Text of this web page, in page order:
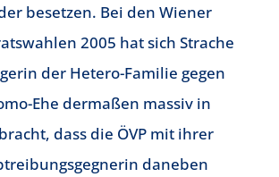
besetzen. Bei den Wiener
2005 hat sich Strache
der Hetero-Familie gegen
Ehe dermaßen massiv in
dass die ÖVP mit ihrer
daneben